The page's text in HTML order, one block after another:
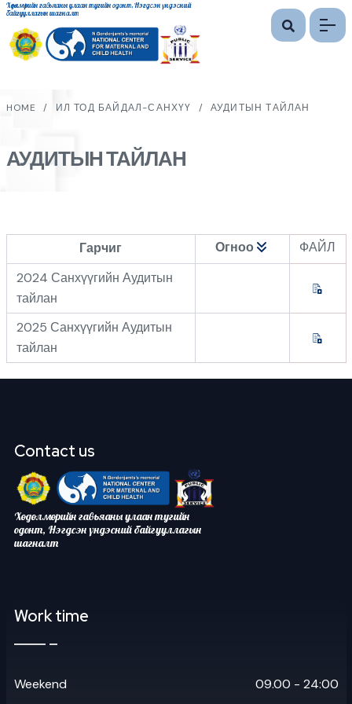
Хөдөлмөрийн гавьяаны улаан тугийн одонт, Нэгдсэн үндэсний
байгууллагын шагналт
HOME / ИЛ ТОД БАЙДАЛ-САНХҮҮ / АУДИТЫН ТАЙЛАН
АУДИТЫН ТАЙЛАН
Гарчиг Огноо
ФАЙЛ
2024 Санхүүгийн Аудитын
тайлан
2025 Санхүүгийн Аудитын
тайлан
Contact us
Хөдөлмөрийн гавьяаны улаан тугийн
одонт, Нэгдсэн үндэсний байгууллагын
шагналт
Work time
Weekend 09.00 - 24:00